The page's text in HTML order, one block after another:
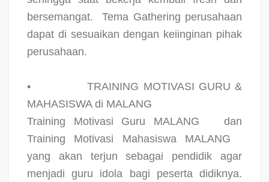
bersemangat.
Tema Gathering perusahaan
dapat di sesuaikan dengan keiinginan pihak
perusahaan.
•
TRAINING MOTIVASI GURU &
MAHASISWA di MALANG
Training Motivasi Guru MALANG
dan
Training Motivasi Mahasiswa MALANG
yang akan terjun sebagai pendidik agar
menjadi guru idola bagi peserta didiknya.